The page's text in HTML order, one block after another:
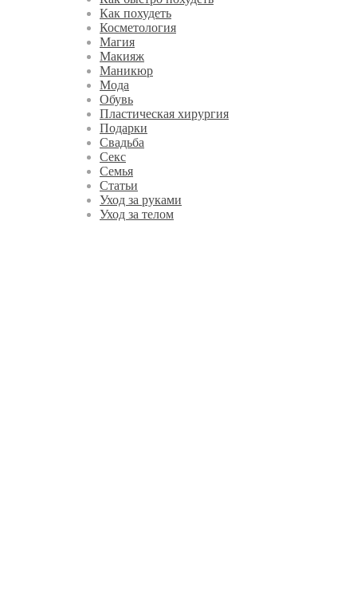
Как похудеть
Косметология
Магия
Макияж
Маникюр
Мода
Обувь
Пластическая хирургия
Подарки
Свадьба
Секс
Семья
Статьи
Уход за руками
Уход за телом